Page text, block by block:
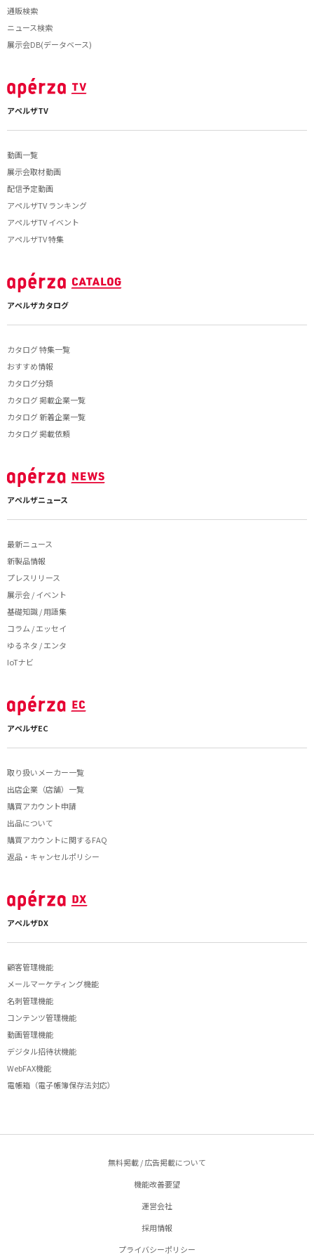
通販検索
ニュース検索
展示会DB(データベース)
アペルザTV
動画一覧
展示会取材動画
配信予定動画
アペルザTV ランキング
アペルザTV イベント
アペルザTV 特集
アペルザカタログ
カタログ 特集一覧
おすすめ情報
カタログ分類
カタログ 掲載企業一覧
カタログ 新着企業一覧
カタログ 掲載依頼
アペルザニュース
最新ニュース
新製品情報
プレスリリース
展示会 / イベント
基礎知識 / 用語集
コラム / エッセイ
ゆるネタ / エンタ
IoTナビ
アペルザEC
取り扱いメーカー一覧
出店企業（店舗）一覧
購買アカウント申請
出品について
購買アカウントに関するFAQ
返品・キャンセルポリシー
アペルザDX
顧客管理機能
メールマーケティング機能
名刺管理機能
コンテンツ管理機能
動画管理機能
デジタル招待状機能
WebFAX機能
電帳箱（電子帳簿保存法対応）
無料掲載 / 広告掲載について
機能改善要望
運営会社
採用情報
プライバシーポリシー